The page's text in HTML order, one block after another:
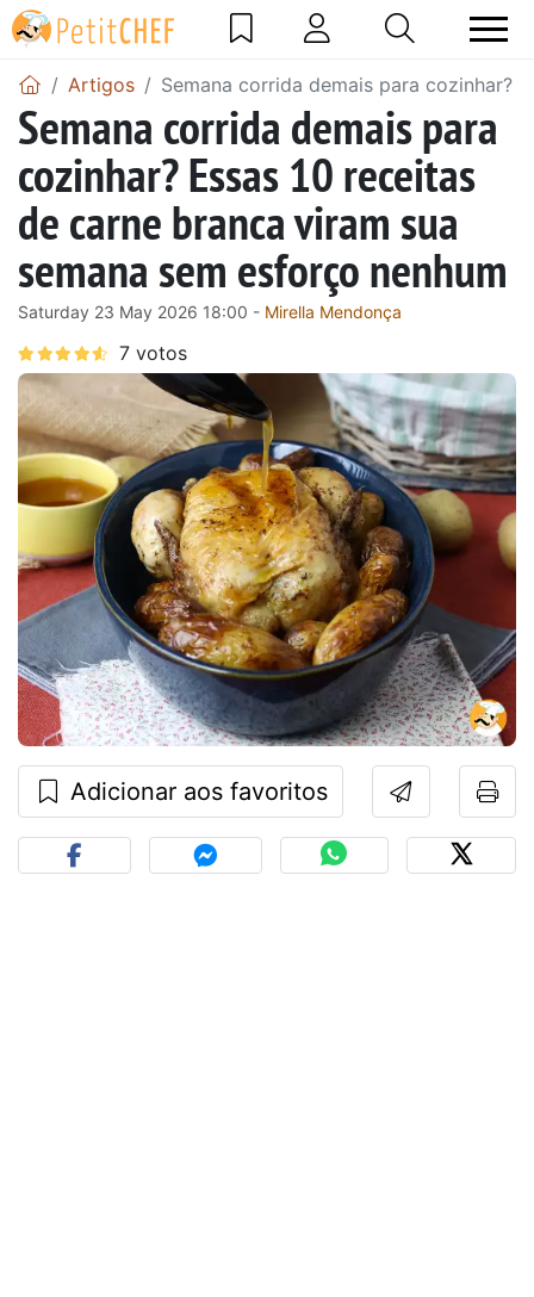
Artigos Semana corrida demais para cozinhar?
Semana corrida demais para
cozinhar? Essas 10 receitas
de carne branca viram sua
semana sem esforço nenhum
Saturday 23 May 2026 18:00 - Mirella Mendonça
Adicionar aos favoritos